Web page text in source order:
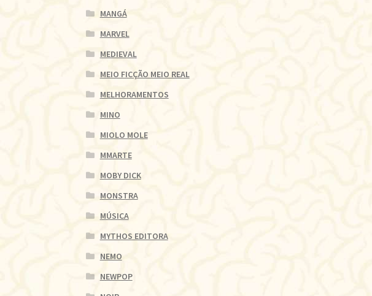
MANGÁ
MARVEL
MEDIEVAL
MEIO FICÇÃO MEIO REAL
MELHORAMENTOS
MINO
MIOLO MOLE
MMARTE
MOBY DICK
MONSTRA
MÚSICA
MYTHOS EDITORA
NEMO
NEWPOP